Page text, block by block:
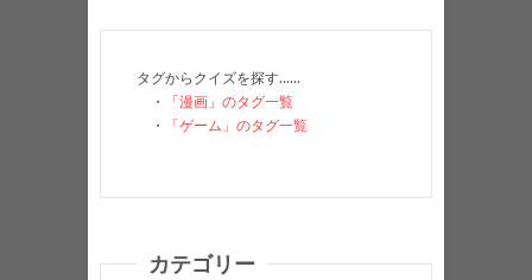
タグからクイズを探す……
・
「漫画」のタグ一覧
・
「ゲーム」のタグ一覧
カテゴリー